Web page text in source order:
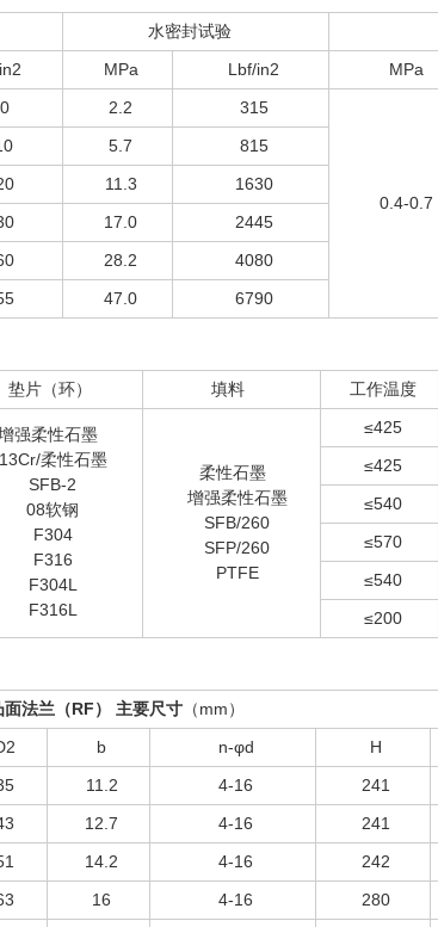
水密封试验
MPa Lbf/in2 MPa
2.2 315
0.4-0.7
5.7
815
11.3
1630
17.0
2445
28.2
4080
47.0 6790
垫片（环） 填料 工作温度
强柔性石墨
13Cr/柔性石墨
SFB-2
08软钢
F304
F316
F304L
F316L
柔性石墨
增强柔性石墨
SFB/260
SFP/260
PTFE
≤425
≤425
≤540
≤570
≤540
≤200
法兰（RF） 主要尺寸 （mm）
b n-φd H
11.2 4-16 241
12.7 4-16 241
14.2 4-16 242
16 4-16 280